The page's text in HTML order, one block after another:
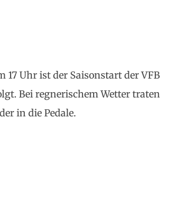
17 Uhr ist der Saisonstart der VFB
Bei regnerischem Wetter traten
in die Pedale.